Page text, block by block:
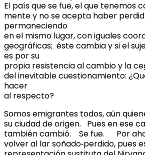
El país que se fue, el que tenemos
mente y no se acepta haber
permaneciendo
en el mismo lugar, con iguales
geográficas; éste cambia y si el
es por su
propia resistencia al cambio y la
del inevitable cuestionamiento:
hacer
al respecto?
Somos emigrantes todos, aún
su ciudad de origen. Pues en ese
también cambió. Se fue. Por
volver al lar soñado‐perdido, pues